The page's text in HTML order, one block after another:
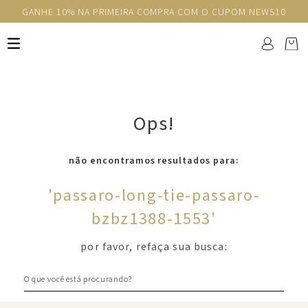
GANHE 10% NA PRIMEIRA COMPRA COM O CUPOM NEWS10
Ops!
não encontramos resultados para:
'passaro-long-tie-passaro-
bzbz1388-1553'
por favor, refaça sua busca: